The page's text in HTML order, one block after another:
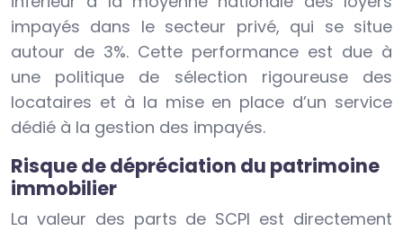
impayés dans le secteur privé, qui se situe
autour de 3%. Cette performance est due à
une politique de sélection rigoureuse des
locataires et à la mise en place d’un service
dédié à la gestion des impayés.
Risque de dépréciation du patrimoine
immobilier
La valeur des parts de SCPI est directement